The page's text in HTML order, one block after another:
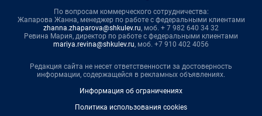
По вопросам коммерческого сотрудничества:
Жапарова Жанна, менеджер по работе с федеральными клиентами
zhanna.zhaparova@shkulev.ru, моб. + 7 982 640 34 32
Ревина Мария, директор по работе с федеральными клиентами
mariya.revina@shkulev.ru, моб. +7 910 402 4056
Редакция сайта не несет ответственности за достоверность
информации, содержащейся в рекламных объявлениях.
Информация об ограничениях
Политика использования cookies